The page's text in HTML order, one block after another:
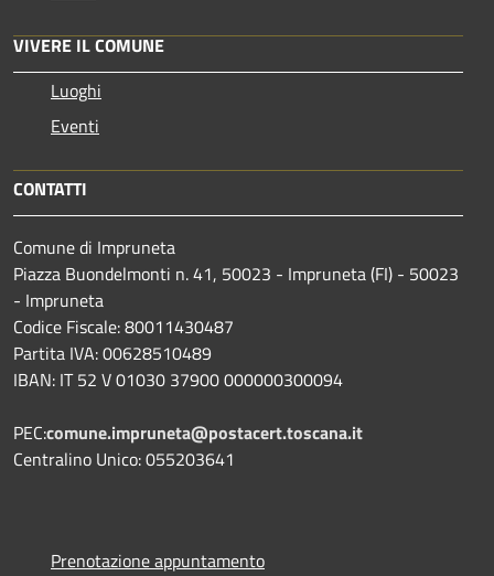
VIVERE IL COMUNE
Luoghi
Eventi
CONTATTI
Comune di Impruneta
Piazza Buondelmonti n. 41, 50023 - Impruneta (FI) - 50023
- Impruneta
Codice Fiscale: 80011430487
Partita IVA: 00628510489
IBAN: IT 52 V 01030 37900 000000300094
PEC:comune.impruneta@postacert.toscana.it
Centralino Unico: 055203641
Prenotazione appuntamento